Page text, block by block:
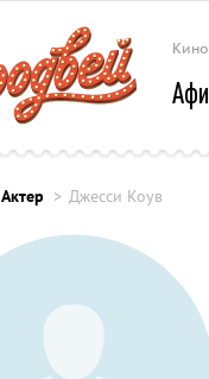
Актер Джесси Коув